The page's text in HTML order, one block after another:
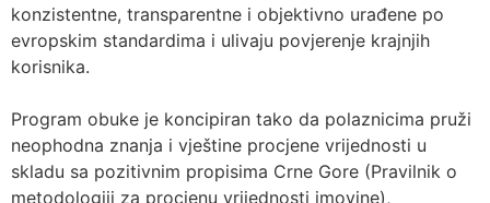
konzistentne, transparentne i objektivno urađene po
evropskim standardima i ulivaju povjerenje krajnjih
korisnika.
Program obuke je koncipiran tako da polaznicima pruži
neophodna znanja i vještine procjene vrijednosti u
skladu sa pozitivnim propisima Crne Gore (Pravilnik o
metodologiji za procjenu vrijednosti imovine),